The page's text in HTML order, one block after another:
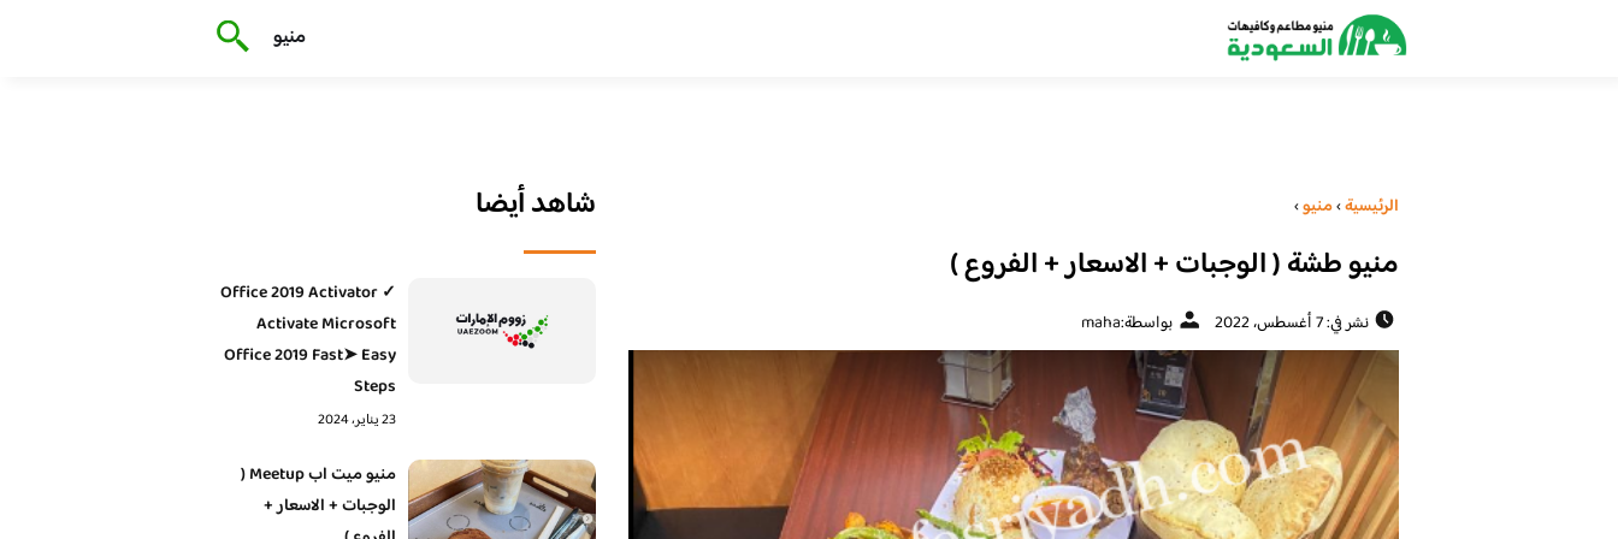
منيو
الرئيسية›منيو›
منيو طشة ( الوجبات + الاسعار + الفروع )
نشر في: 7 أغسطس، 2022 بواسطة:maha
شاهد أيضا
Office 2019 Activator ✓
Activate Microsoft
Office 2019 Fast➤ Easy
Steps
23 يناير، 2024
منيو ميت اب Meetup (
الوجبات + الاسعار +